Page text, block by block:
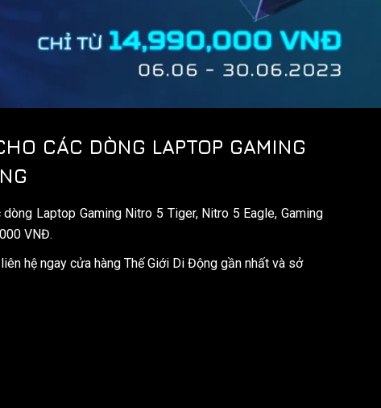
CÁC DÒNG LAPTOP GAMING
Laptop Gaming Nitro 5 Tiger, Nitro 5 Eagle, Gaming
VNĐ.
hệ ngay cửa hàng Thế Giới Di Động gần nhất và sở